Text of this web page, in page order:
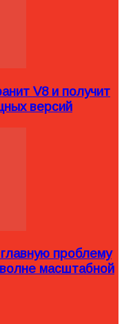
V8 и получит
версий
проблему
масштабной